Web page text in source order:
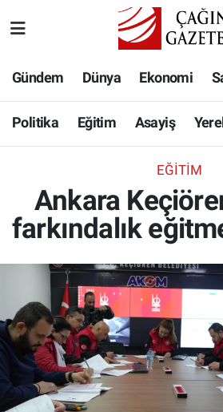
Gündem Dünya Ekonomi
Politika Eğitim Asayiş
EĞITIM
Ankara
farkındalık
Eğitim
Asayiş
Yaşam
Kültür & Sanat
Bilim-Teknoloji
Köşe Yazıları
Röportaj
Hava Durumu
Namaz Vakitleri
Süper Lig Puan Durumu ve
Tüm Manşetler
Son Dakika Haberleri
Haber Arşivi